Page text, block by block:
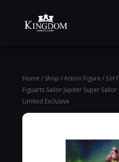
Home / Shop /Action Figure / S.H
Figuarts Sailor Jupiter Super
Limited Exclusive